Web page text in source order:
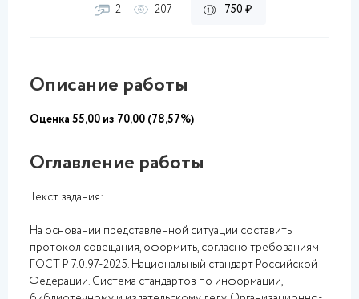
2 207 750 ₽
Описание работы
Оценка 55,00 из 70,00 (78,57%)
Оглавление работы
Текст задания:
На основании представленной ситуации составить
протокол совещания, оформить, согласно требованиям
ГОСТ Р 7.0.97-2025. Национальный стандарт Российской
Федерации. Система стандартов по информации,